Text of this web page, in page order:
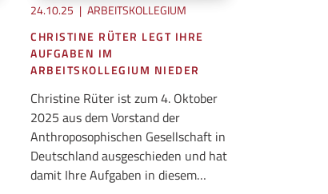
24.10.25 | ARBEITSKOLLEGIUM
CHRISTINE RÜTER LEGT IHRE
AUFGABEN IM
ARBEITSKOLLEGIUM NIEDER
Christine Rüter ist zum 4. Oktober
2025 aus dem Vorstand der
Anthroposophischen Gesellschaft in
Deutschland ausgeschieden und hat
damit Ihre Aufgaben in diesem…